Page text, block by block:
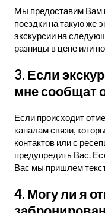
Мы предоставим Вам
поездки на такую же
экскурсии на
разницы в цене или
3. Если
мне сообщат
Если происходит
каналам связи,
контактов или с
предупредить Вас.
Вас мы пришлем
4. Могу ли я